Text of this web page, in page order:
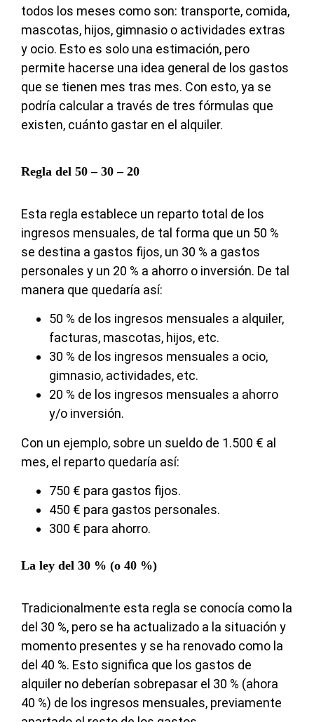
todos los meses como son: transporte, comida,
mascotas, hijos, gimnasio o actividades extras
y ocio. Esto es solo una estimación, pero
permite hacerse una idea general de los gastos
que se tienen mes tras mes. Con esto, ya se
podría calcular a través de tres fórmulas que
existen, cuánto gastar en el alquiler.
Regla del 50 – 30 – 20
Esta regla establece un reparto total de los
ingresos mensuales, de tal forma que un 50 %
se destina a gastos fijos, un 30 % a gastos
personales y un 20 % a ahorro o inversión. De tal
manera que quedaría así:
50 % de los ingresos mensuales a alquiler,
facturas, mascotas, hijos, etc.
30 % de los ingresos mensuales a ocio,
gimnasio, actividades, etc.
20 % de los ingresos mensuales a ahorro
y/o inversión.
Con un ejemplo, sobre un sueldo de 1.500 € al
mes, el reparto quedaría así:
750 € para gastos fijos.
450 € para gastos personales.
300 € para ahorro.
La ley del 30 % (o 40 %)
Tradicionalmente esta regla se conocía como la
del 30 %, pero se ha actualizado a la situación y
momento presentes y se ha renovado como la
del 40 %. Esto significa que los gastos de
alquiler no deberían sobrepasar el 30 % (ahora
40 %) de los ingresos mensuales, previamente